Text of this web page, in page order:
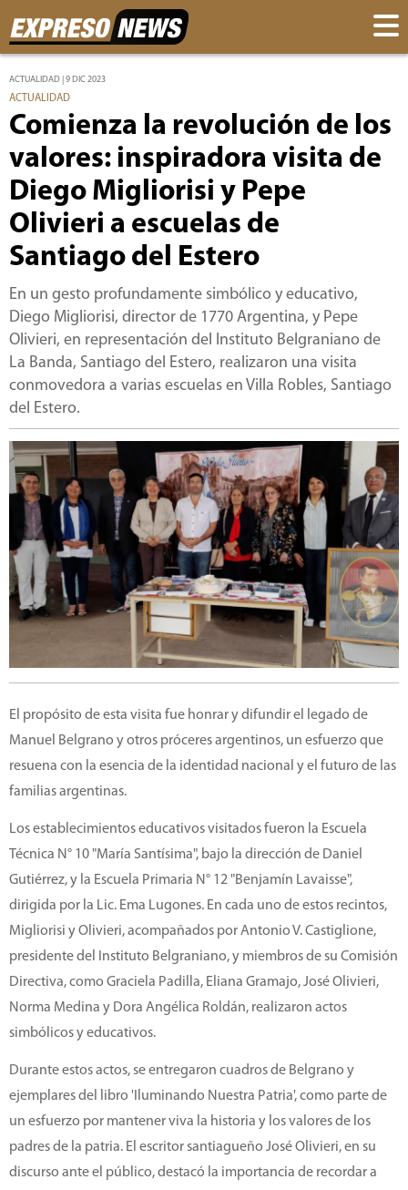
ACTUALIDAD | 9 DIC 2023
ACTUALIDAD
Comienza la revolución de los
valores: inspiradora visita de
Diego Migliorisi y Pepe
Olivieri a escuelas de
Santiago del Estero
En un gesto profundamente simbólico y educativo,
Diego Migliorisi, director de 1770 Argentina, y Pepe
Olivieri, en representación del Instituto Belgraniano de
La Banda, Santiago del Estero, realizaron una visita
conmovedora a varias escuelas en Villa Robles, Santiago
del Estero.
El propósito de esta visita fue honrar y difundir el legado de
Manuel Belgrano y otros próceres argentinos, un esfuerzo que
resuena con la esencia de la identidad nacional y el futuro de las
familias argentinas.
Los establecimientos educativos visitados fueron la Escuela
Técnica N° 10 "María Santísima", bajo la dirección de Daniel
Gutiérrez, y la Escuela Primaria N° 12 "Benjamín Lavaisse",
dirigida por la Lic. Ema Lugones. En cada uno de estos recintos,
Migliorisi y Olivieri, acompañados por Antonio V. Castiglione,
presidente del Instituto Belgraniano, y miembros de su Comisión
Directiva, como Graciela Padilla, Eliana Gramajo, José Olivieri,
Norma Medina y Dora Angélica Roldán, realizaron actos
simbólicos y educativos.
Durante estos actos, se entregaron cuadros de Belgrano y
ejemplares del libro 'Iluminando Nuestra Patria', como parte de
un esfuerzo por mantener viva la historia y los valores de los
padres de la patria. El escritor santiagueño José Olivieri, en su
discurso ante el público, destacó la importancia de recordar a